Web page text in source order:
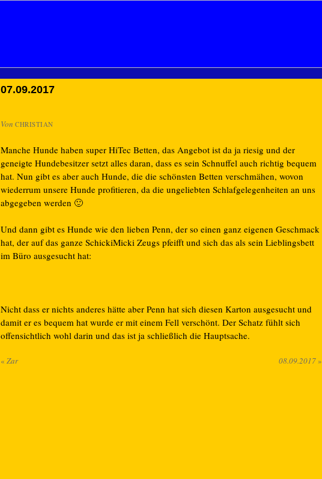
07.09.2017
Von CHRISTIAN
Manche Hunde haben super HiTec Betten, das Angebot ist da ja riesig und der
geneigte Hundebesitzer setzt alles daran, dass es sein Schnuffel auch richtig bequem
hat. Nun gibt es aber auch Hunde, die die schönsten Betten verschmähen, wovon
wiederrum unsere Hunde profitieren, da die ungeliebten Schlafgelegenheiten an uns
abgegeben werden 🙂
Und dann gibt es Hunde wie den lieben Penn, der so einen ganz eigenen Geschmack
hat, der auf das ganze SchickiMicki Zeugs pfeifft und sich das als sein Lieblingsbett
im Büro ausgesucht hat:
Nicht dass er nichts anderes hätte aber Penn hat sich diesen Karton ausgesucht und
damit er es bequem hat wurde er mit einem Fell verschönt. Der Schatz fühlt sich
offensichtlich wohl darin und das ist ja schließlich die Hauptsache.
« Zar 08.09.2017»